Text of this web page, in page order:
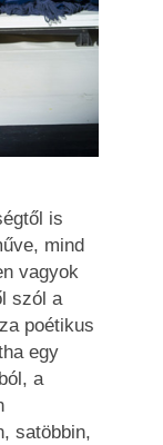
is
mind
vagyok
szól a
poétikus
egy
a
satöbbin,